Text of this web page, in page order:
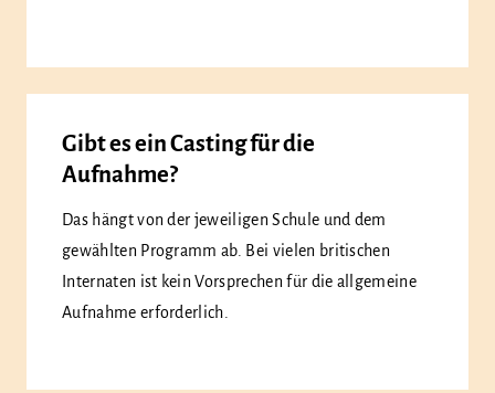
Gibt es ein Casting für die
Aufnahme?
Das hängt von der jeweiligen Schule und dem
gewählten Programm ab. Bei vielen britischen
Internaten ist kein Vorsprechen für die allgemeine
Aufnahme erforderlich.